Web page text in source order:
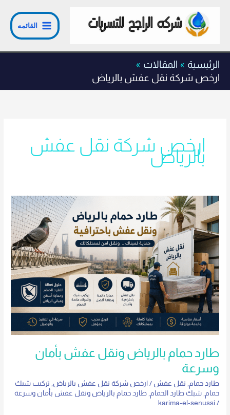
المحتوى
القائمه
الرئيسية
المقالات
ارخص شركة نقل عفش بالرياض
ارخص شركة نقل عفش
بالرياض
طارد حمام بالرياض ونقل عفش بأمان
وسرعة
طارد حمام, نقل عفش / ارخص شركة نقل عفش بالرياض, تركيب شبك
حمام,شبك طارد الحمام,طارد حمام بالرياض ونقل عفش بأمان وسرعة
/
karima-el-senussi
طارد
حمام
بالرياض
ونقل
عفش
بأمان
وسرعة